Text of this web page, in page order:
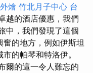
燴 竹北月子中心 台
越的酒店優惠，我們
中，我們發現了這個
的地方，例如伊斯坦
的帕琴和特洛伊。
爾的這一令人難忘的